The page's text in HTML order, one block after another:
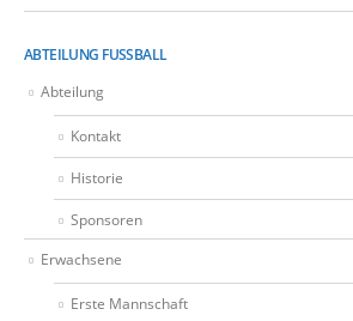
ABTEILUNG FUSSBALL
Abteilung
Kontakt
Historie
Sponsoren
Erwachsene
Erste Mannschaft